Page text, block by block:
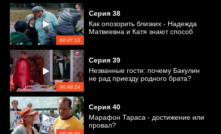
00:47:13
Серия 38
Как опозорить близких - Надежда
Матвеевна и Катя знают способ
00:48:24
Серия 39
Незванные гости: почему Бакулин
не рад приезду родного брата?
Серия 40
Марафон Тараса - достижение или
провал?